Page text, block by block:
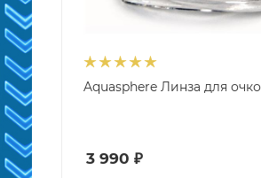
Aquasphere Линза для
3 990 ₽